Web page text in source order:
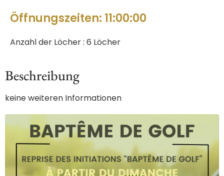
Öffnungszeiten: 11:00:00
Anzahl der Löcher : 6 Löcher
Beschreibung
keine weiteren Informationen